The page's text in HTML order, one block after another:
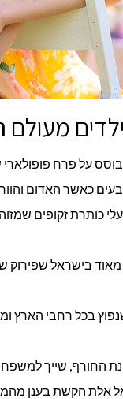
מעולם
על פרח פופולארי
כאשר האדום
כותרת זקופים
בישראל שפירוק
בכל רחבי הארץ
החורף, שייך למשפחה
הקשת בענן